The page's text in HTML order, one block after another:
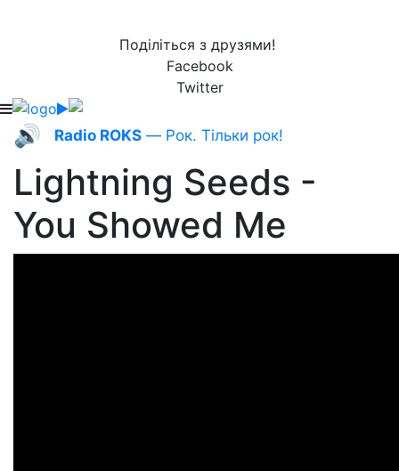
Поділіться з друзями!
Facebook
Twitter
🔊 Radio ROKS — Рок. Тільки рок!
Lightning Seeds -
You Showed Me